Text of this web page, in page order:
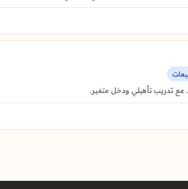
تدريب تأهيلي ودخل متغير.